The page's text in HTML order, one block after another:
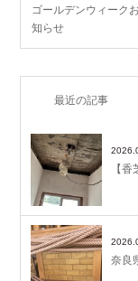
ゴールデンウィーク
知らせ
最近の記事
【
奈良